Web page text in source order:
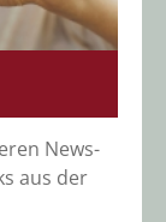
News-
aus der